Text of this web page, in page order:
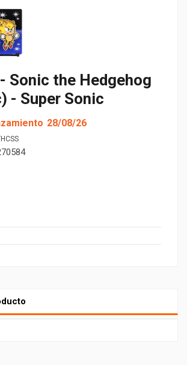
Sonic the Hedgehog
- Super Sonic
28/08/26